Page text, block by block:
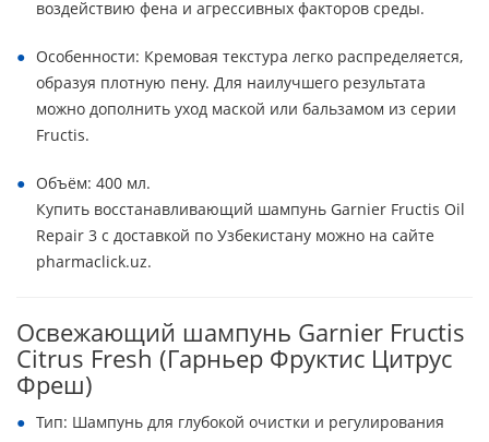
воздействию фена и агрессивных факторов среды.
Особенности: Кремовая текстура легко распределяется,
образуя плотную пену. Для наилучшего результата
можно дополнить уход маской или бальзамом из серии
Fructis.
Объём: 400 мл.
Купить восстанавливающий шампунь Garnier Fructis Oil
Repair 3 с доставкой по Узбекистану можно на сайте
pharmaclick.uz.
Освежающий шампунь Garnier Fructis
Citrus Fresh (Гарньер Фруктис Цитрус
Фреш)
Тип: Шампунь для глубокой очистки и регулирования